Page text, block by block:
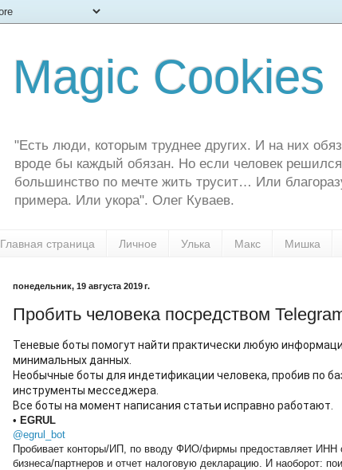
Magic Cookies
"Есть люди, которым труднее других. И на них
вроде бы каждый обязан. Но если человек
большинство по мечте жить трусит… Или
примера. Или укора". Олег Куваев.
Главная страница Личное Улька Макс Мишка
понедельник, 19 августа 2019 г.
Пробить человека посредством
Теневые боты помогут найти практически любую
минимальных данных.
Необычные боты для индетификации человека, пробив по
инструменты месседжера.
Все боты на момент написания статьи исправно работают.
• EGRUL
@egrul_bot
Пробивает конторы/ИП, по вводу ФИО/фирмы предоставляет ИНН
бизнеса/партнеров и отчет налоговую декларацию. И наоборот: